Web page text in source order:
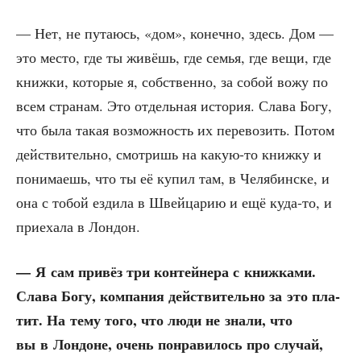
— Нет, не пута­юсь, «дом», конеч­но, здесь. Дом —
это место, где ты живёшь, где семья, где вещи, где
книж­ки, кото­рые я, соб­ствен­но, за собой вожу по
всем стра­нам. Это отдель­ная исто­рия. Сла­ва Богу,
что была такая воз­мож­ность их пере­во­зить. Потом
дей­стви­тель­но, смот­ришь на какую-то книж­ку и
пони­ма­ешь, что ты её купил там, в Челя­бин­ске, и
она с тобой езди­ла в Швей­ца­рию и ещё куда-то, и
при­е­ха­ла в Лондон.
— Я сам при­вёз три кон­тей­не­ра с книж­ка­ми.
Сла­ва Богу, ком­па­ния дей­стви­тель­но за это пла­
тит. На тему того, что люди не зна­ли, что
вы в Лон­доне, очень понра­ви­лось про слу­чай,